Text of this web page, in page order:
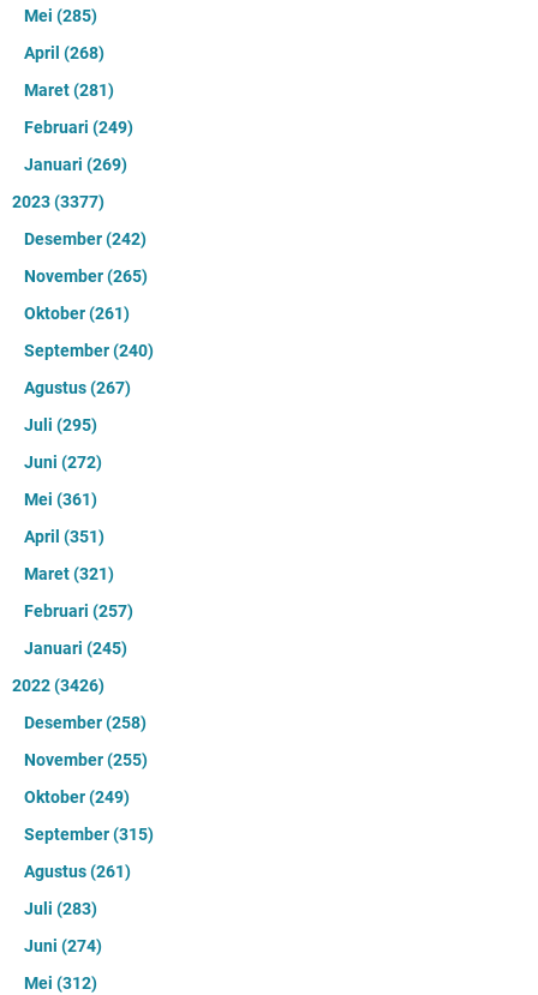
Mei (285)
April (268)
Maret(281)
Februari (249)
Januari (269)
2023(3377)
Desember(242)
November(265)
Oktober(261)
September(240)
Agustus(267)
Juli (295)
Juni (272)
Mei (361)
April (351)
Maret(321)
Februari (257)
Januari (245)
2022(3426)
Desember(258)
November(255)
Oktober(249)
September(315)
Agustus(261)
Juli (283)
Juni (274)
Mei (312)